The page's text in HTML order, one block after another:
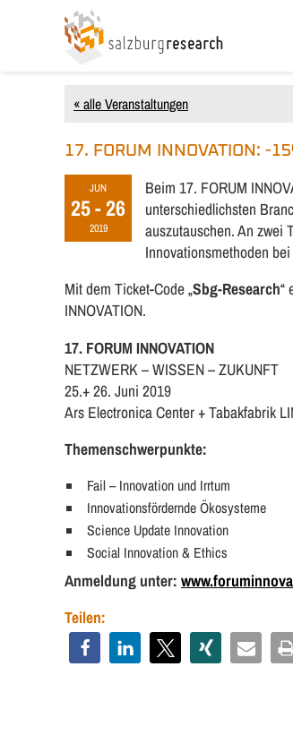
« alle Veranstaltungen
17. FORUM INNOVATION: -
JUN
25 - 26
2019
Beim 17. FORUM
unterschiedlichsten
auszutauschen. An zwei
Innovationsmethoden
Mit dem Ticket-Code „Sbg-Research“
INNOVATION.
17. FORUM INNOVATION
NETZWERK – WISSEN – ZUKUNFT
25.+ 26. Juni 2019
Ars Electronica Center + Tabakfabrik
Themenschwerpunkte:
Fail – Innovation und Irrtum
Innovationsfördernde Ökosysteme
Science Update Innovation
Social Innovation & Ethics
Anmeldung unter:
Teilen: